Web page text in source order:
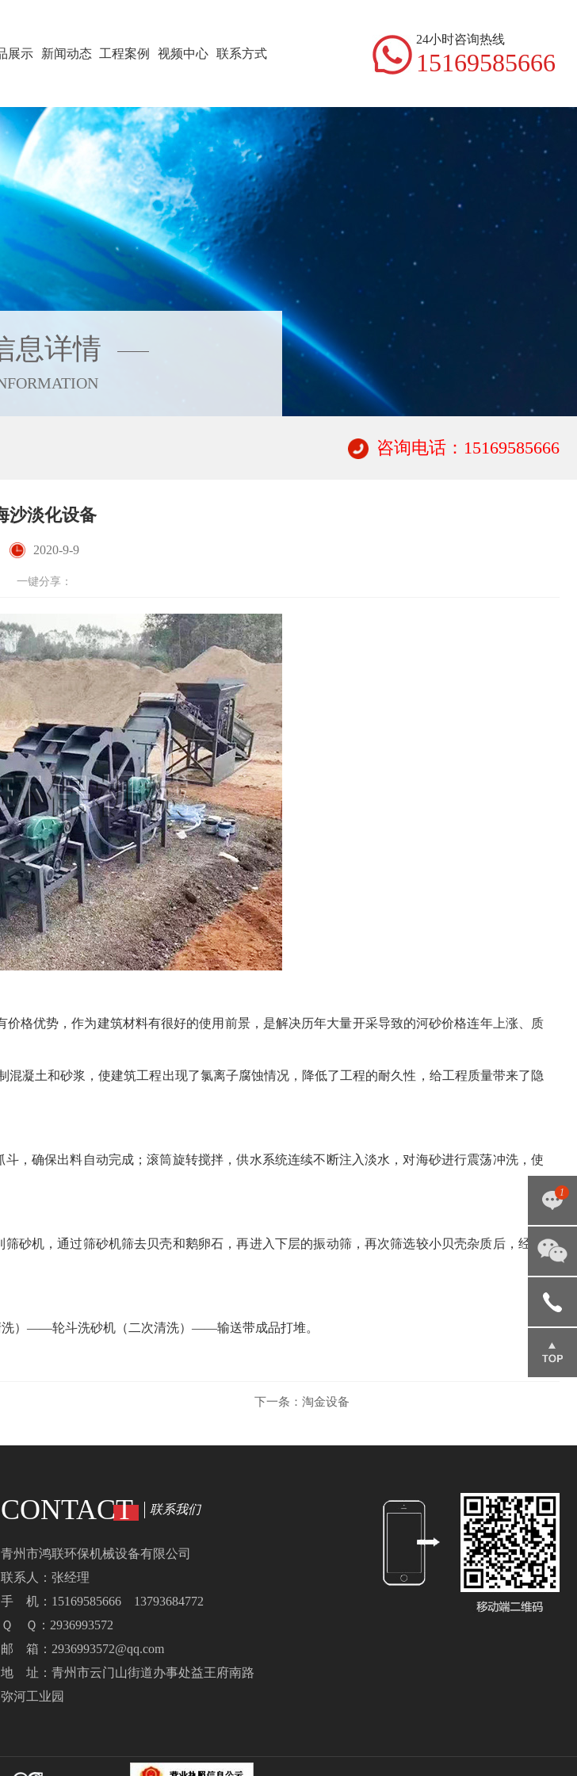
展示 新闻动态 工程案例 视频中心 联系方式
24小时咨询热线
15169585666
息详情
咨询电话：15169585666
沙淡化设备
2020-9-9
一键分享：
格优势，作为建筑材料有很好的使用前景，是解决历年大量开采导致的河砂价格连年上涨、质
凝土和砂浆，使建筑工程出现了氯离子腐蚀情况，降低了工程的耐久性，给工程质量带来了隐
确保出料自动完成；滚筒旋转搅拌，供水系统连续不断注入淡水，对海砂进行震荡冲洗，使
机，通过筛砂机筛去贝壳和鹅卵石，再进入下层的振动筛，再次筛选较小贝壳杂质后，经滑
轮斗洗砂机（二次清洗）——输送带成品打堆。
下一条： 淘金设备
CONTACT 联系我们
青州市鸿联环保机械设备有限公司
联系人：张经理
手 机：15169585666 13793684772
Ｑ Ｑ：2936993572
邮 箱：2936993572@qq.com
地 址：青州市云门山街道办事处益王府南路
弥河工业园
1
点击咨
85666